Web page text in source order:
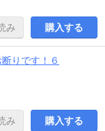
み 購入する
りです！６
み 購入する